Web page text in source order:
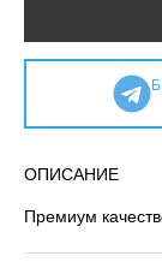
ОПИСАНИЕ
Премиум